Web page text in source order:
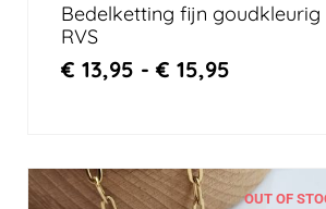
Bedelketting fijn goudkleurig
RVS
€ 13,95 - € 15,95
OUT OF